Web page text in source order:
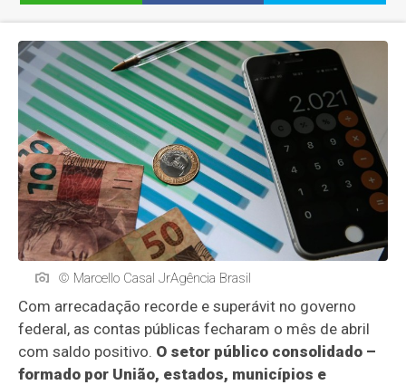
© Marcello Casal JrAgência Brasil
Com arrecadação recorde e superávit no governo
federal, as contas públicas fecharam o mês de abril
com saldo positivo. O setor público consolidado –
formado por União, estados, municípios e